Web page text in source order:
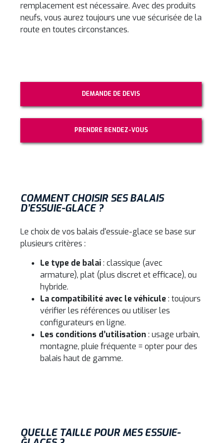
remplacement est nécessaire. Avec des produits
neufs, vous aurez toujours une vue sécurisée de la
route en toutes circonstances.
DEMANDE DE DEVIS
PRENDRE RENDEZ-VOUS
COMMENT CHOISIR SES BALAIS
D’ESSUIE-GLACE ?
Le choix de vos balais d'essuie-glace se base sur
plusieurs critères :
Le type de balai: classique (avec
armature), plat (plus discret et efficace), ou
hybride.
La compatibilité avec le véhicule: toujours
vérifier les références ou utiliser les
configurateurs en ligne.
Les conditions d’utilisation : usage urbain,
montagne, pluie fréquente = opter pour des
balais haut de gamme.
QUELLE TAILLE POUR MES ESSUIE-